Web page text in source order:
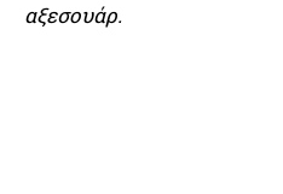
αξεσουάρ.